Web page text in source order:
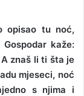
opisao tu noć,
kaže:
znaš li ti šta je
mjeseci, noć
s njima i